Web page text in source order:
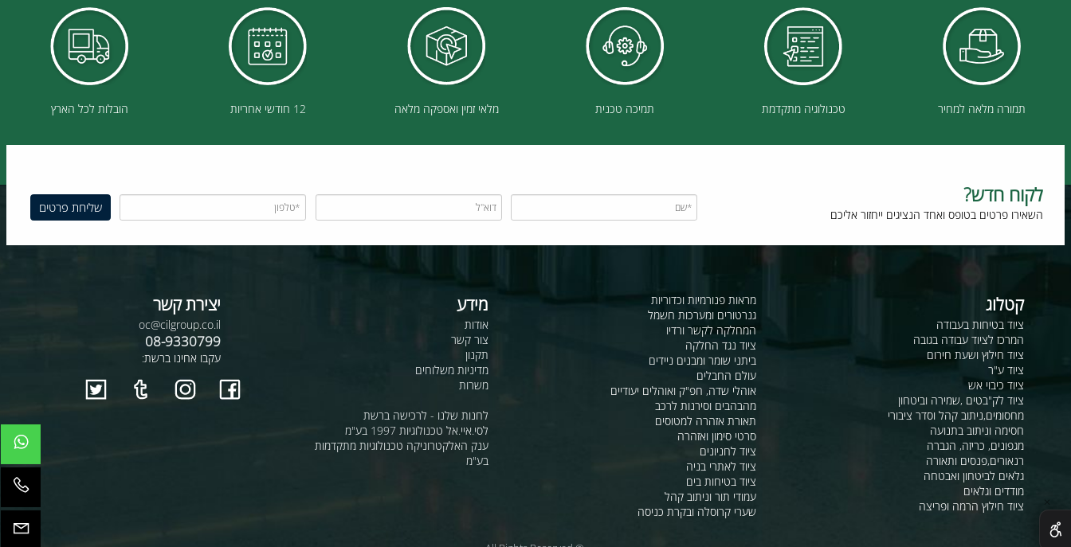
תמורה מלאה למחיר טכנולוגיה מתקדמת תמיכה טכנית מלאי זמין ואספקה מלאה 12 חודשי אחריות הובלות לכל הארץ
חדש?
פרטים בטופס ואחד הנציגים ייחזור אליכם
ציוד בטיחות בעבודה
המרכז לציוד עבודה בגובה
ציוד חילוץ ושעת חירום
ציוד כיבוי אש
ציוד לק"בטים ,שמירה וביטחון
מחסומים,ניתוב קהל וסדר ציבורי
חסימה וניתוב בתנועה
מגפונים, כריזה, הגברה
רנאורים,פנסים ותאורה
גלאים לביטחון ואבטחה
מראות פנורמיות וכדוריות
גנרטורים ומערכות חשמל
המחלקה לקשר ורדיו
ציוד נגד החלקה
ביתני שומר ומבנים ניידים
עולם החבלים
אוהלי שדה, חפ"ק ואוהלים יעודיים
מהבהבים וסירנות לרכב
תאורת אזהרה למטוסים
סרטי סימון ואזהרה
ציוד לחניונים
ציוד לאתרי בניה
מידע
אודות
צור קשר
מדיניות משלוחים
משרות
לחנות שלנו - לרכישה ברשת
יצירת קשר
08-9330799